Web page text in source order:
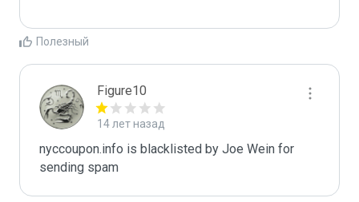
Полезный
Figure10
14 лет назад
nyccoupon.info is blacklisted by Joe Wein for
sending spam